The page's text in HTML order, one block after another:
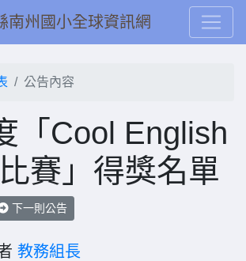
南州國小全球資訊網
公告內容
「Cool English
賽」得獎名單
下一則公告
教務組長